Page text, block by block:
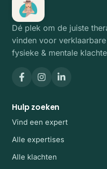
Dé plek om de juiste
vinden voor
fysieke & mentale
Hulp zoeken
Vind een expert
Alle expertises
Alle klachten